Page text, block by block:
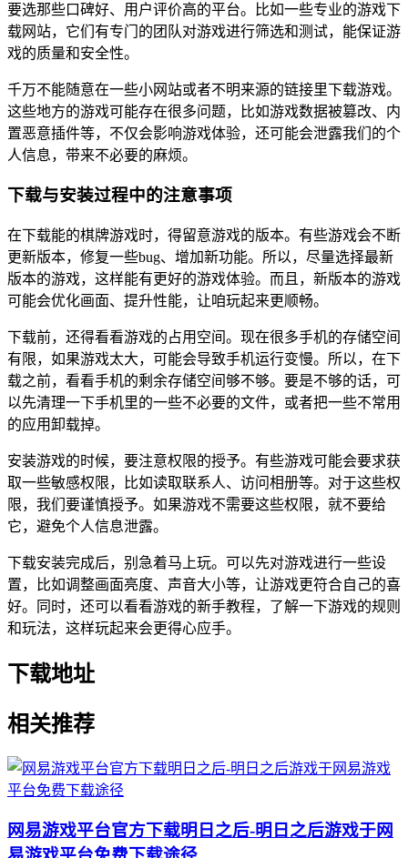
要选那些口碑好、用户评价高的平台。比如一些专业的游戏下
载网站，它们有专门的团队对游戏进行筛选和测试，能保证游
戏的质量和安全性。
千万不能随意在一些小网站或者不明来源的链接里下载游戏。
这些地方的游戏可能存在很多问题，比如游戏数据被篡改、内
置恶意插件等，不仅会影响游戏体验，还可能会泄露我们的个
人信息，带来不必要的麻烦。
下载与安装过程中的注意事项
在下载能的棋牌游戏时，得留意游戏的版本。有些游戏会不断
更新版本，修复一些bug、增加新功能。所以，尽量选择最新
版本的游戏，这样能有更好的游戏体验。而且，新版本的游戏
可能会优化画面、提升性能，让咱玩起来更顺畅。
下载前，还得看看游戏的占用空间。现在很多手机的存储空间
有限，如果游戏太大，可能会导致手机运行变慢。所以，在下
载之前，看看手机的剩余存储空间够不够。要是不够的话，可
以先清理一下手机里的一些不必要的文件，或者把一些不常用
的应用卸载掉。
安装游戏的时候，要注意权限的授予。有些游戏可能会要求获
取一些敏感权限，比如读取联系人、访问相册等。对于这些权
限，我们要谨慎授予。如果游戏不需要这些权限，就不要给
它，避免个人信息泄露。
下载安装完成后，别急着马上玩。可以先对游戏进行一些设
置，比如调整画面亮度、声音大小等，让游戏更符合自己的喜
好。同时，还可以看看游戏的新手教程，了解一下游戏的规则
和玩法，这样玩起来会更得心应手。
下载地址
相关推荐
网易游戏平台官方下载明日之后-明日之后游戏于网